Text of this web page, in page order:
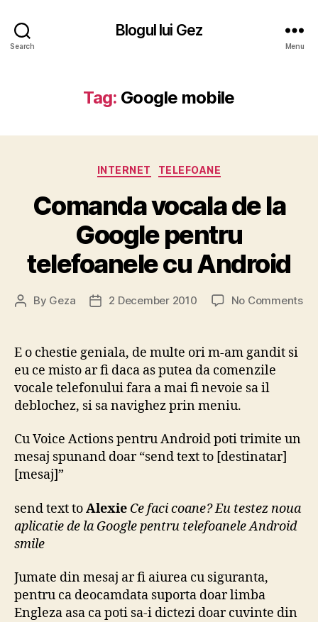
Search
Blogul lui Gez
Menu
Tag: Google mobile
Categories
INTERNET TELEFOANE
Comanda vocala de la
Google pentru
telefoanele cu Android
Post
By Geza
Post2 December 2010 No Commentson
E o chestie geniala, de multe ori m-am gandit si
eu ce misto ar fi daca as putea da comenzile
vocale telefonului fara a mai fi nevoie sa il
deblochez, si sa navighez prin meniu.
Cu Voice Actions pentru Android poti trimite un
mesaj spunand doar “send text to [destinatar]
[mesaj]”
send text toAlexie Ce faci coane? Eu testez noua
aplicatie de la Google pentru telefoanele Android
smile
Jumate din mesaj ar fi aiurea cu siguranta,
pentru ca deocamdata suporta doar limba
Engleza asa ca poti sa-i dictezi doar cuvinte din